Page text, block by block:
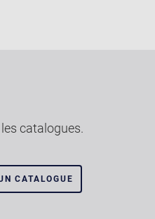
catalogues.
CATALOGUE